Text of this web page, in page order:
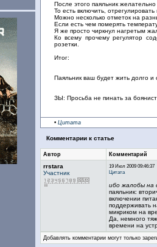
После этого паяльник
То есть включить,
Можно несколько отметок на
Если есть чем померять
Я же просто чиркнул нагретым
Ко всему прочему регулятор
розетки.
Итог:
Паяльник ваш будет жить долго и
ЗЫ: Просьба не пинать за
• Цитата
Комментарии к статье
Автор Комментарий
rrstara
Участник
19 Июл 2009 09:46:37
Цитата
ибо жалобы на
паяльник:
включении
поддерживать
микриком на
Да, немного
времени на
Добавлять комментарии могут только